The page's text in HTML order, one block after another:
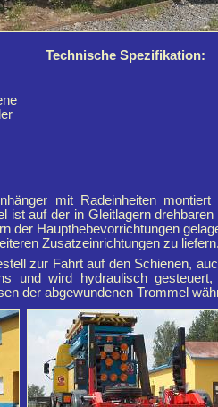
Technische Spezifikation:
mit Radeinheiten
ist auf der in Gleitlagern
der Haupthebevorrichtungen
Zusatzeinrichtungen zu liefern.
zur Fahrt auf den Schienen,
und wird hydraulisch
der abgewundenen Trommel